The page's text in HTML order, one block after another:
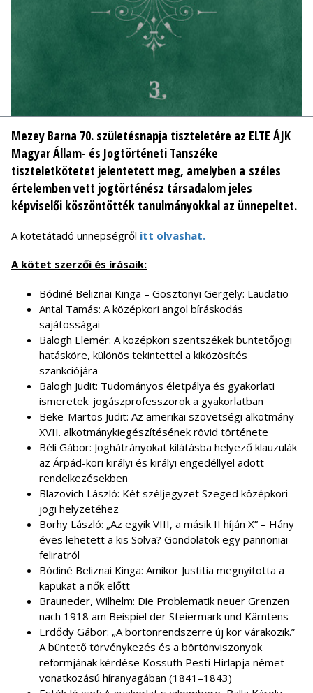
Mezey Barna 70. születésnapja tiszteletére az ELTE ÁJK
Magyar Állam- és Jogtörténeti Tanszéke
tiszteletkötetet jelentetett meg, amelyben a széles
értelemben vett jogtörténész társadalom jeles
képviselői köszöntötték tanulmányokkal az ünnepeltet.
A kötetátadó ünnepségről itt olvashat.
A kötet szerzői és írásaik:
Bódiné Beliznai Kinga – Gosztonyi Gergely: Laudatio
Antal Tamás: A középkori angol bíráskodás
sajátosságai
Balogh Elemér: A középkori szentszékek büntetőjogi
hatásköre, különös tekintettel a kiközösítés
szankciójára
Balogh Judit: Tudományos életpálya és gyakorlati
ismeretek: jogászprofesszorok a gyakorlatban
Beke-Martos Judit: Az amerikai szövetségi alkotmány
XVII. alkotmánykiegészítésének rövid története
Béli Gábor: Joghátrányokat kilátásba helyező klauzulák
az Árpád-kori királyi és királyi engedéllyel adott
rendelkezésekben
Blazovich László: Két széljegyzet Szeged középkori
jogi helyzetéhez
Borhy László: „Az egyik VIII, a másik II híján X” – Hány
éves lehetett a kis Solva? Gondolatok egy pannoniai
feliratról
Bódiné Beliznai Kinga: Amikor Justitia megnyitotta a
kapukat a nők előtt
Brauneder, Wilhelm: Die Problematik neuer Grenzen
nach 1918 am Beispiel der Steiermark und Kärntens
Erdődy Gábor: „A börtönrendszerre új kor várakozik.”
A büntető törvénykezés és a börtönviszonyok
reformjának kérdése Kossuth Pesti Hirlapja német
vonatkozású híranyagában (1841–1843)